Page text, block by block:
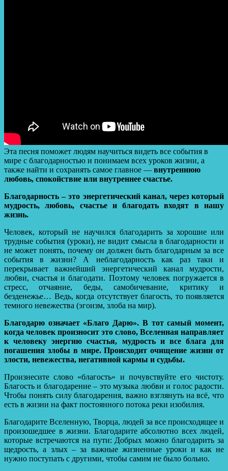
Эта песня поможет людям научиться видеть все события в
мире с благодарностью и понимаем всех уроков жизни, а
также найти и сохранять самое главное — внутреннюю
любовь, спокойствие или внутреннее счастье.
Благодарность – это энергетический канал, через который
мудрость, любовь, счастье и благодать входят в нашу
жизнь.
Человек, который не научился благодарить за хорошие или
трудные события (уроки), не видит смысла в благодарности и
не может понять, почему он должен быть благодарным за все
события в жизни? А неблагодарность как раз таки и
перекрывает важнейший энергетический канал мудрости,
любви, счастья и благодати. Поэтому человек погружается в
стресс, отчаяние, беды, самобичевание, критику и
безденежье… Ведь, когда отсутствует благость, то появляется
темного невежества (эгоизм, злоба на мир).
Благодарю означает «Благо Дарю». В тот самый момент,
когда человек произносит это слово, Вселенная направляет
к человеку энергию счастья, мудрость и все блага для
погашения злобы в мире. Происходит очищение жизни от
злости, невежества, негативной кармы и судьбы.
Произнесите слово «благость» и почувствуйте его чистоту.
Благость и благодарение – это музыка любви и голос радости.
Чтобы понять силу благодарения, важно взглянуть на всё, что
есть в жизни на факт постоянного потока реки изобилия.
Благодарите Вселенную, Творца, людей за все происходящее и
произошедшее в жизни. Благодарите абсолютно всех людей,
которые встречаются на пути: Добрых можно благодарить за
щедрость, а злых – за важные жизненные уроки и как не
нужно поступать с другими, чтобы самим не было больно.